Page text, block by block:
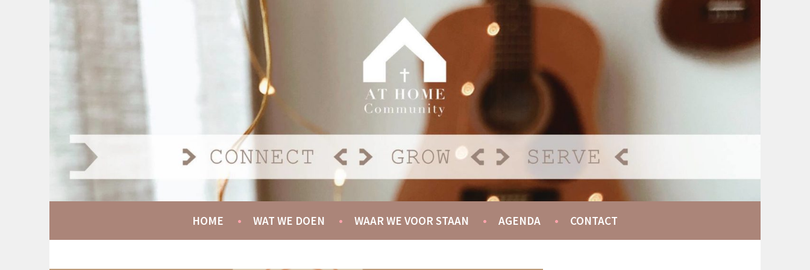
Spring
AT HOME COMMUNITY
HOME WAT WE DOEN WAAR WE VOOR STAAN AGENDA CONTACT